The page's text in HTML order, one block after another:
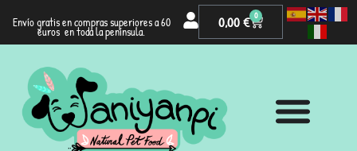
Envío gratis en compras superiores a 60
euros en toda la península.
0,00€ 0